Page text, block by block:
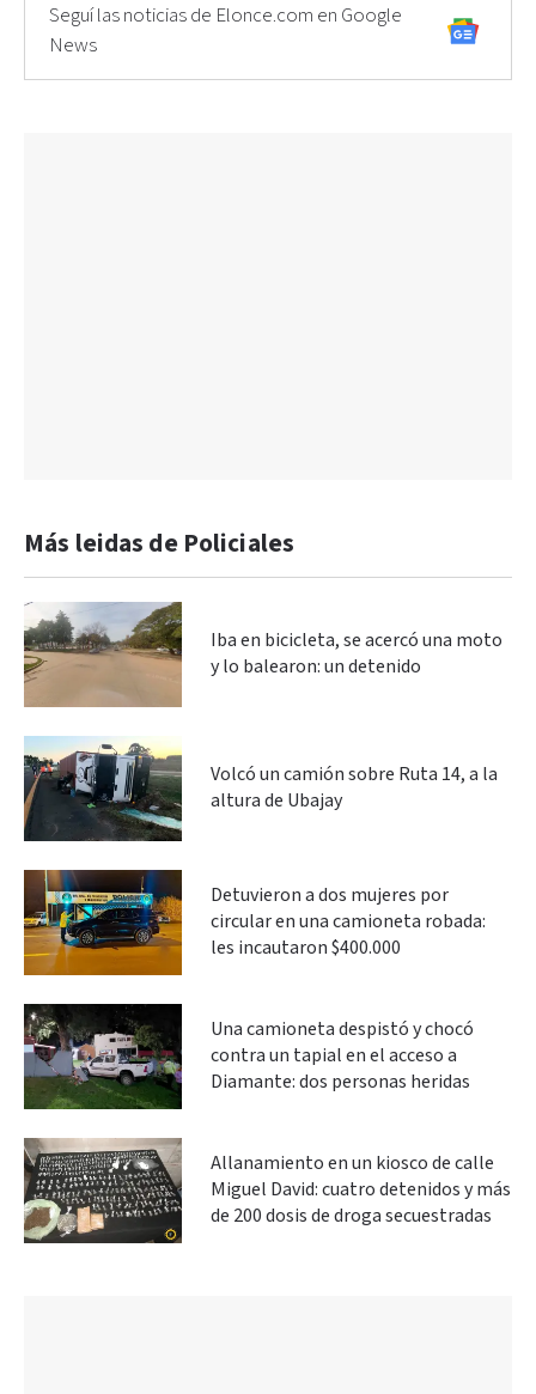
Seguí las noticias de Elonce.com en Google
News
Más leidas de Policiales
Iba en bicicleta, se acercó una moto
y lo balearon: un detenido
Volcó un camión sobre Ruta 14, a la
altura de Ubajay
Detuvieron a dos mujeres por
circular en una camioneta robada:
les incautaron $400.000
Una camioneta despistó y chocó
contra un tapial en el acceso a
Diamante: dos personas heridas
Allanamiento en un kiosco de calle
Miguel David: cuatro detenidos y más
de 200 dosis de droga secuestradas